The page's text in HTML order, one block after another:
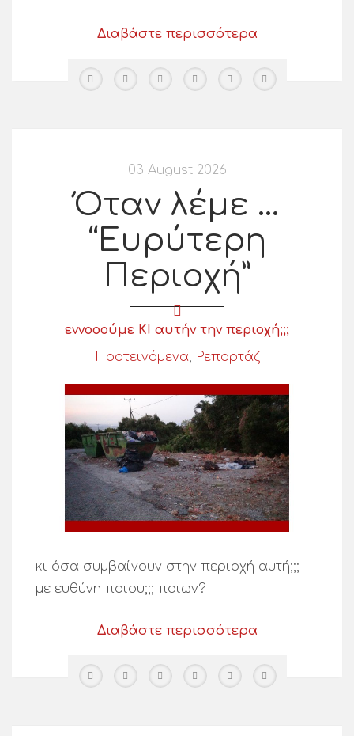
Διαβάστε περισσότερα
03 August 2026
Όταν λέμε …
“Ευρύτερη
Περιοχή”
εννοοούμε ΚΙ αυτήν την περιοχή;;;
Προτεινόμενα
Ρεπορτάζ
κι όσα συμβαίνουν στην περιοχή αυτή;;; –
με ευθύνη ποιου;;; ποιων?
Διαβάστε περισσότερα